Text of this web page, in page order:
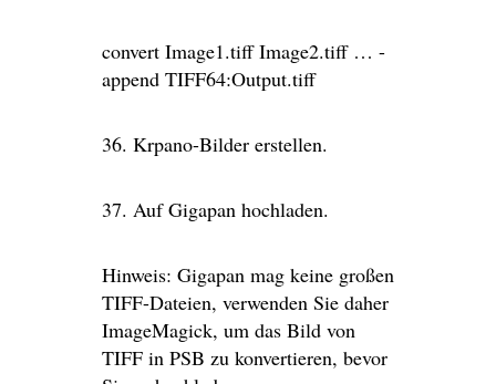
convert Image1.tiff Image2.tiff … -
append TIFF64:Output.tiff
36. Krpano-Bilder erstellen.
37. Auf Gigapan hochladen.
Hinweis: Gigapan mag keine großen
TIFF-Dateien, verwenden Sie daher
ImageMagick, um das Bild von
TIFF in PSB zu konvertieren, bevor